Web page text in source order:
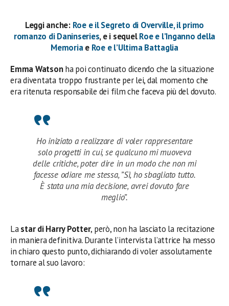
Leggi anche: Roe e il Segreto di Overville, il primo
romanzo di Daninseries, e i sequelRoe e l’Inganno della
Memoriae Roe e l’Ultima Battaglia
EmmaWatsonha poi continuato dicendo che la situazione
era diventata troppo frustrante per lei, dal momento che
era ritenuta responsabile dei film che faceva più del dovuto.
Ho iniziato a realizzare di voler rappresentare
solo progetti in cui, se qualcuno mi muoveva
delle critiche, poter dire in un modo che non mi
facesse odiare me stessa, ”Sì, ho sbagliato tutto.
È stata una mia decisione, avrei dovuto fare
meglio”.
Lastar di Harry Potter, però, non ha lasciato la recitazione
in maniera definitiva. Durante l’intervista l’attrice ha messo
in chiaro questo punto, dichiarando di voler assolutamente
tornare al suo lavoro: